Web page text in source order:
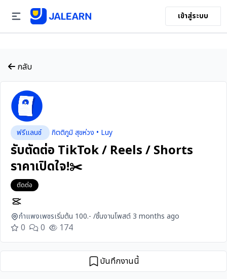
เข้าสู่ระบบ
กลับ
ฟรีแลนซ์ กิตติภูมิ สุขห่วง • Luy
รับตัดต่อ TikTok / Reels / Shorts
ราคาเปิดใจ!✂️
ตัดต่อ
กำแพงเพชรเริ่มต้น 100.- /ชิ้นงานโพสต์ 3 months ago
0 0 174
บันทึกงานนี้